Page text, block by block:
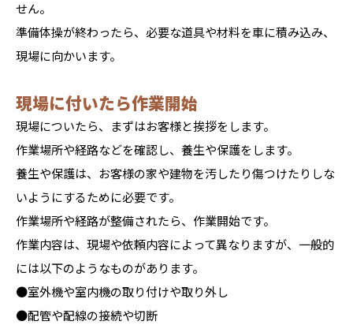
せん。
準備体操が終わったら、必要な道具や材料を車に積み込み、
現場に向かいます。
現場に付いたら作業開始
現場についたら、まずはお客様と挨拶をします。
作業場所や経路などを確認し、養生や保護をします。
養生や保護は、お客様の家や建物を汚したり傷つけたりしな
いようにするために必要です。
作業場所や経路が整備されたら、作業開始です。
作業内容は、現場や依頼内容によって異なりますが、一般的
には以下のようなものがあります。
●室外機や室内機の取り付けや取り外し
●配管や配線の接続や切断